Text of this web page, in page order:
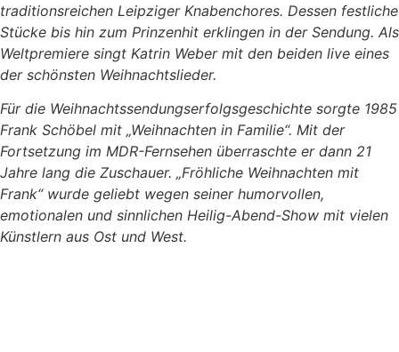
traditionsreichen Leipziger Knabenchores. Dessen festliche
Stücke bis hin zum Prinzenhit erklingen in der Sendung. Als
Weltpremiere singt Katrin Weber mit den beiden live eines
der schönsten Weihnachtslieder.
Für die Weihnachtssendungserfolgsgeschichte sorgte 1985
Frank Schöbel mit „Weihnachten in Familie“. Mit der
Fortsetzung im MDR-Fernsehen überraschte er dann 21
Jahre lang die Zuschauer. „Fröhliche Weihnachten mit
Frank“ wurde geliebt wegen seiner humorvollen,
emotionalen und sinnlichen Heilig-Abend-Show mit vielen
Künstlern aus Ost und West.